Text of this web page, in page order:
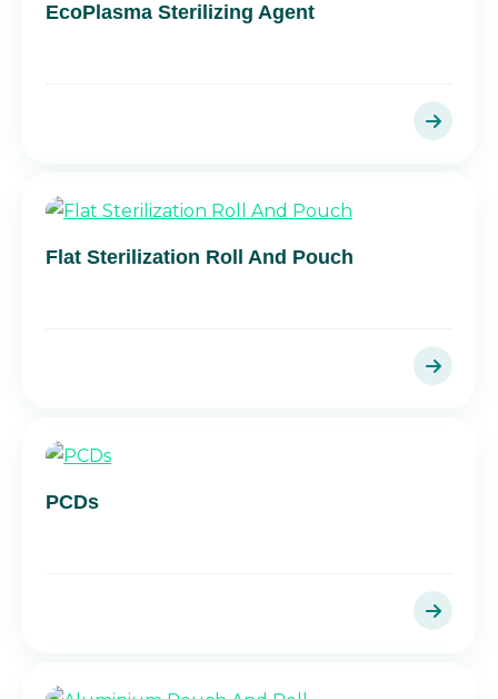
EcoPlasma Sterilizing Agent
Flat Sterilization Roll And Pouch
PCDs